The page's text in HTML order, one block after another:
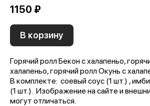
1150 ₽
В корзину
Горячий ролл Бекон с халапеньо,
халапеньо, горячий ролл Окунь с
В комплекте: соевый соус (1 шт.) ,
(1 шт.). Изображение на сайте и
могут отличаться.